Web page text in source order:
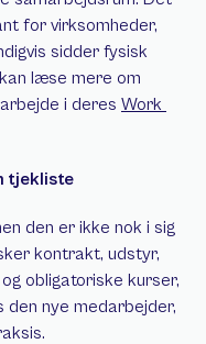
for virksomheder,
sidder fysisk
læse mere om
i deres Work
tjekliste
den er ikke nok i sig
kontrakt, udstyr,
obligatoriske kurser,
nye medarbejder,